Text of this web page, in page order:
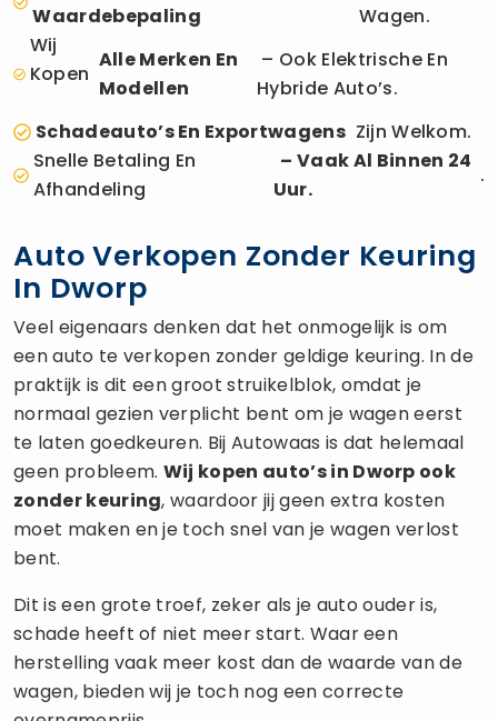
Waardebepaling
Wagen.
Wij
Kopen
Alle Merken En
Modellen
– Ook Elektrische En
Hybride Auto’s.
Schadeauto’s En ExportwagensZijn Welkom.
Snelle Betaling En
Afhandeling
– Vaak Al Binnen 24
Uur.
.
Auto Verkopen Zonder Keuring
In Dworp
Veel eigenaars denken dat het onmogelijk is om
een auto te verkopen zonder geldige keuring. In de
praktijk is dit een groot struikelblok, omdat je
normaal gezien verplicht bent om je wagen eerst
te laten goedkeuren. Bij Autowaas is dat helemaal
geen probleem. Wij kopen auto’s in Dworp ook
zonder keuring, waardoor jij geen extra kosten
moet maken en je toch snel van je wagen verlost
bent.
Dit is een grote troef, zeker als je auto ouder is,
schade heeft of niet meer start. Waar een
herstelling vaak meer kost dan de waarde van de
wagen, bieden wij je toch nog een correcte